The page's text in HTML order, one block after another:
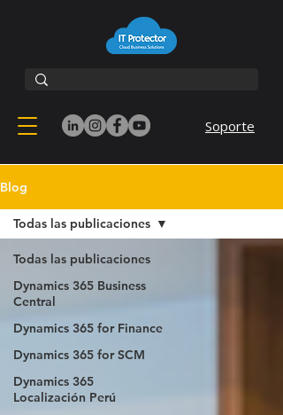
Soporte
Blog
Todas las publicaciones
Dynamics 365 Business
Central
Dynamics 365 for Finance
Dynamics 365 for SCM
Dynamics 365
Localización Perú
Todas las publicaciones